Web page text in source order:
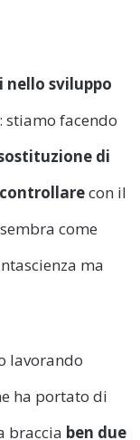
nello sviluppo
: stiamo facendo
di
controllarecon il
come
ma
lavorando
ha portato di
braccia ben due